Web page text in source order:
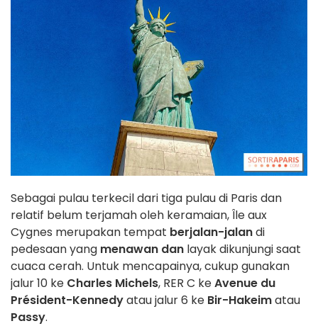
Sebagai pulau terkecil dari tiga pulau di Paris dan
relatif belum terjamah oleh keramaian, Île aux
Cygnes merupakan tempat berjalan-jalandi
pedesaan yang menawan dan layak dikunjungi saat
cuaca cerah. Untuk mencapainya, cukup gunakan
jalur 10 ke Charles Michels, RER C keAvenue du
Président-Kennedyatau jalur 6 ke Bir-Hakeimatau
Passy.